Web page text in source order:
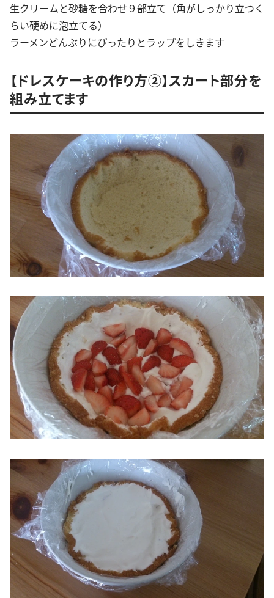
生クリームと砂糖を合わせ９部立て（角がしっかり立つく
らい硬めに泡立てる）
ラーメンどんぶりにぴったりとラップをしきます
【ドレスケーキの作り方②】スカート部分を
組み立てます